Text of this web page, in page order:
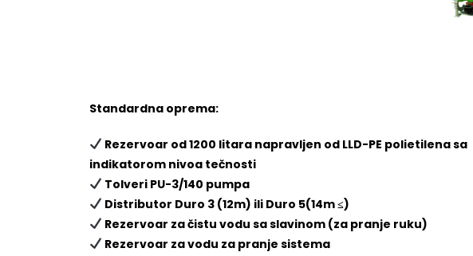
Standardna oprema:
Rezervoar od 1200 litara napravljen od LLD-PE polietilena sa
indikatorom nivoa tečnosti
Tolveri PU-3/140 pumpa
Distributor Duro 3 (12m) ili Duro 5(14m ≤)
Rezervoar za čistu vodu sa slavinom (za pranje ruku)
Rezervoar za vodu za pranje sistema